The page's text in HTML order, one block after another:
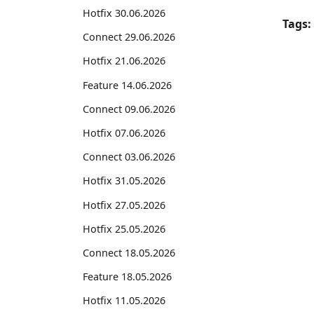
Hotfix 30.06.2026
Connect 29.06.2026
Hotfix 21.06.2026
Feature 14.06.2026
Connect 09.06.2026
Hotfix 07.06.2026
Connect 03.06.2026
Hotfix 31.05.2026
Hotfix 27.05.2026
Hotfix 25.05.2026
Connect 18.05.2026
Feature 18.05.2026
Hotfix 11.05.2026
Tags: